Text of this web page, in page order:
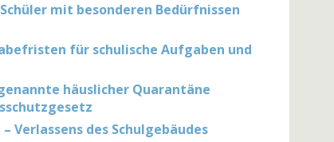
mit besonderen Bedürfnissen
für schulische Aufgaben und
häuslicher Quarantäne
Verlassens des Schulgebäudes